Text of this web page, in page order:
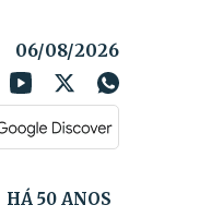
06/08/2026
HÁ 50 ANOS